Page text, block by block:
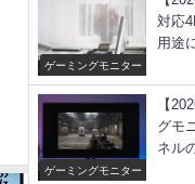
ゲーミングモニター
対応
用途
ゲーミングモニター
【
グモ
ネル